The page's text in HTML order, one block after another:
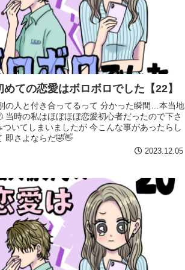
めての恋愛はボロボロでした【22】
の人と付き合ってるって 分かった瞬間…本当地
当時の私はほぼほぼ恋愛初心者だったので下さ
ついてしまいましたが 今こんな事があったらし
即さよならだ🤣👋
2023.12.05